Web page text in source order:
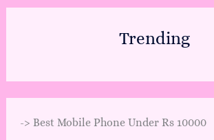
Trending
-> Best Mobile Phone Under Rs 10000